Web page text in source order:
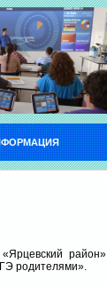
район»
родителями».